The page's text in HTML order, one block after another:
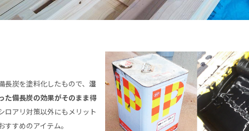
炭を塗料化したもので、 湿
た備長炭の効果がそのまま得
ロアリ対策以外にもメリット
すめのアイテム。